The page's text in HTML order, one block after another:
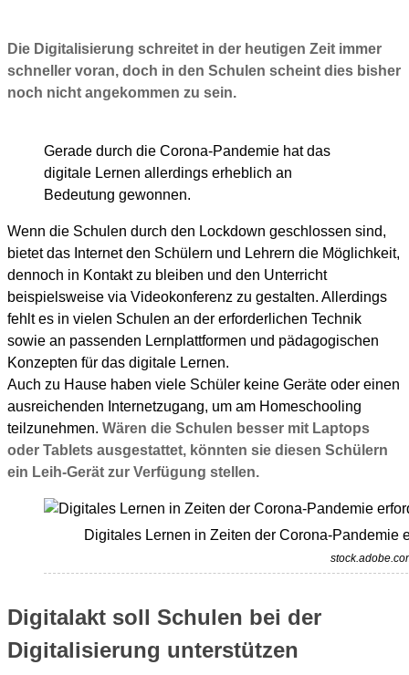
Die Digitalisierung schreitet in der heutigen Zeit immer
schneller voran, doch in den Schulen scheint dies bisher
noch nicht angekommen zu sein.
Gerade durch die Corona-Pandemie hat das
digitale Lernen allerdings erheblich an
Bedeutung gewonnen.
Wenn die Schulen durch den Lockdown geschlossen sind,
bietet das Internet den Schülern und Lehrern die Möglichkeit,
dennoch in Kontakt zu bleiben und den Unterricht
beispielsweise via Videokonferenz zu gestalten. Allerdings
fehlt es in vielen Schulen an der erforderlichen Technik
sowie an passenden Lernplattformen und pädagogischen
Konzepten für das digitale Lernen.
Auch zu Hause haben viele Schüler keine Geräte oder einen
ausreichenden Internetzugang, um am Homeschooling
teilzunehmen. Wären die Schulen besser mit Laptops
oder Tablets ausgestattet, könnten sie diesen Schülern
ein Leih-Gerät zur Verfügung stellen.
Digitales Lernen in Zeiten der Corona-Pandemie
Digitalakt soll Schulen bei der
Digitalisierung unterstützen